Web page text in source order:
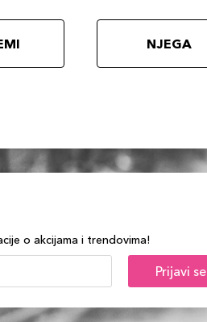
NJEGA
o akcijama i trendovima!
Prijavi se